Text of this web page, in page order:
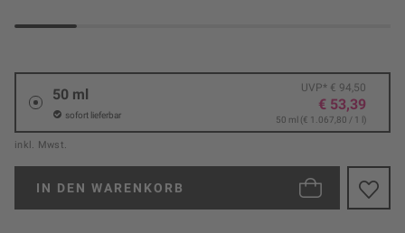
50 ml
sofort lieferbar
UVP* € 94,50
€ 53,39
50 ml (€ 1.067,80 / 1 l)
inkl. Mwst.
IN DEN WARENKORB